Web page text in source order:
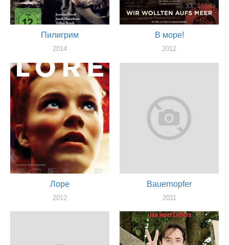
Пилигрим
2014
В море!
2012
Лоре
2012
Bauernopfer
2011